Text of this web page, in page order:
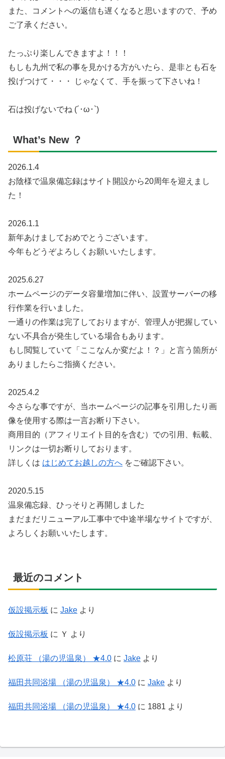
また、コメントへの返信も遅くなると思いますので、予め
ご了承ください。
たっぷり楽しんできますよ！！！
もしも九州で私の事を見かける方がいたら、是非とも石を
投げつけて・・・ じゃなくて、手を振って下さいね！
石は投げないでね (´･ω･`)
What’s New ？
2026.1.4
お陰様で温泉備忘録はサイト開設から20周年を迎えまし
た！
2026.1.1
新年あけましておめでとうございます。
今年もどうぞよろしくお願いいたします。
2025.6.27
ホームページのデータ容量増加に伴い、設置サーバーの移
行作業を行いました。
一通りの作業は完了しておりますが、管理人が把握してい
ない不具合が発生している場合もあります。
もし閲覧していて「ここなんか変だよ！？」と言う箇所が
ありましたらご指摘ください。
2025.4.2
今さらな事ですが、当ホームページの記事を引用したり画
像を使用する際は一言お断り下さい。
商用目的（アフィリエイト目的を含む）での引用、転載、
リンクは一切お断りしております。
詳しくは はじめてお越しの方へ をご確認下さい。
2020.5.15
温泉備忘録、ひっそりと再開しました
まだまだリニューアル工事中で中途半場なサイトですが、
よろしくお願いいたします。
最近のコメント
仮設掲示板 に Jake より
仮設掲示板 に Ｙ より
松原荘 （湯の児温泉） ★4.0 に Jake より
福田共同浴場 （湯の児温泉） ★4.0 に Jake より
福田共同浴場 （湯の児温泉） ★4.0 に 1881 より